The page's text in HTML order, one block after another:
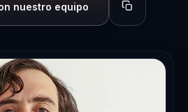
nuestro equipo Copiar perfil